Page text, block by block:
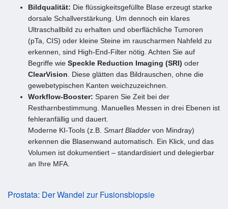
Bildqualität: Die flüssigkeitsgefüllte Blase erzeugt starke
dorsale Schallverstärkung. Um dennoch ein klares
Ultraschallbild zu erhalten und oberflächliche Tumoren
(pTa, CIS) oder kleine Steine im rauscharmen Nahfeld zu
erkennen, sind High-End-Filter nötig. Achten Sie auf
Begriffe wie Speckle Reduction Imaging (SRI) oder
ClearVision . Diese glätten das Bildrauschen, ohne die
gewebetypischen Kanten weichzuzeichnen.
Workflow-Booster: Sparen Sie Zeit bei der
Restharnbestimmung. Manuelles Messen in drei Ebenen ist
fehleranfällig und dauert.
Moderne KI-Tools (z.B. Smart Bladder von Mindray)
erkennen die Blasenwand automatisch. Ein Klick, und das
Volumen ist dokumentiert – standardisiert und delegierbar
an Ihre MFA.
Prostata: Der Wandel zur Fusionsbiopsie